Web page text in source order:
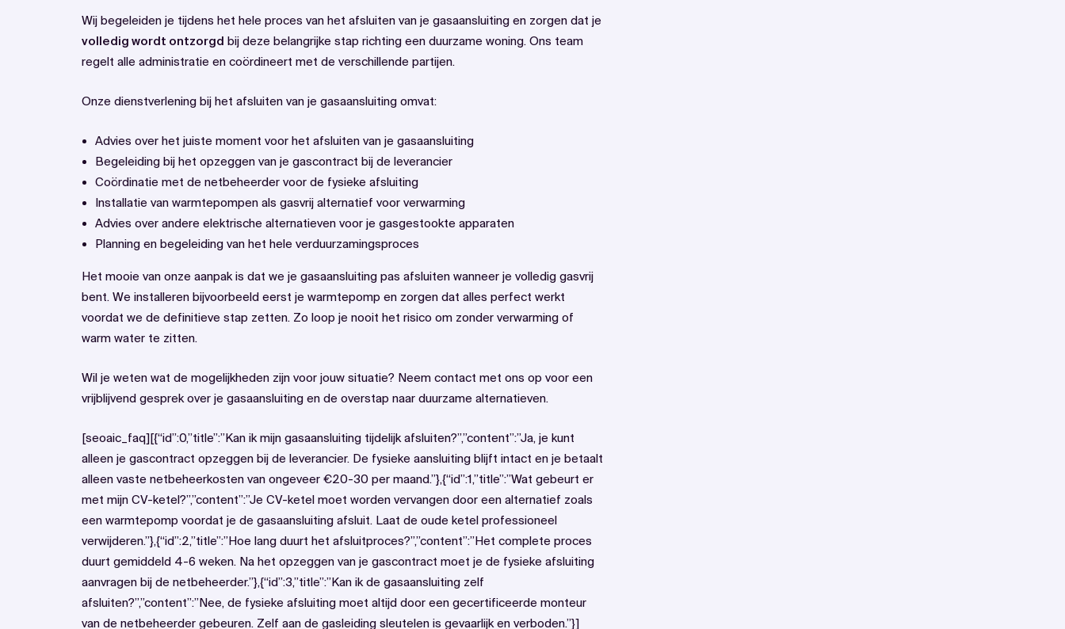
Wij begeleiden je tijdens het hele proces van het afsluiten van je gasaansluiting en zorgen dat je
volledig wordt ontzorgd bij deze belangrijke stap richting een duurzame woning. Ons team
regelt alle administratie en coördineert met de verschillende partijen.
Onze dienstverlening bij het afsluiten van je gasaansluiting omvat:
Advies over het juiste moment voor het afsluiten van je gasaansluiting
Begeleiding bij het opzeggen van je gascontract bij de leverancier
Coördinatie met de netbeheerder voor de fysieke afsluiting
Installatie van warmtepompen als gasvrij alternatief voor verwarming
Advies over andere elektrische alternatieven voor je gasgestookte apparaten
Planning en begeleiding van het hele verduurzamingsproces
Het mooie van onze aanpak is dat we je gasaansluiting pas afsluiten wanneer je volledig gasvrij
bent. We installeren bijvoorbeeld eerst je warmtepomp en zorgen dat alles perfect werkt
voordat we de definitieve stap zetten. Zo loop je nooit het risico om zonder verwarming of
warm water te zitten.
Wil je weten wat de mogelijkheden zijn voor jouw situatie? Neem contact met ons op voor een
vrijblijvend gesprek over je gasaansluiting en de overstap naar duurzame alternatieven.
[seoaic_faq][{“id”:0,”title”:”Kan ik mijn gasaansluiting tijdelijk afsluiten?”,”content”:”Ja, je kunt
alleen je gascontract opzeggen bij de leverancier. De fysieke aansluiting blijft intact en je betaalt
alleen vaste netbeheerkosten van ongeveer €20-30 per maand.”},{“id”:1,”title”:”Wat gebeurt er
met mijn CV-ketel?”,”content”:”Je CV-ketel moet worden vervangen door een alternatief zoals
een warmtepomp voordat je de gasaansluiting afsluit. Laat de oude ketel professioneel
verwijderen.”},{“id”:2,”title”:”Hoe lang duurt het afsluitproces?”,”content”:”Het complete proces
duurt gemiddeld 4-6 weken. Na het opzeggen van je gascontract moet je de fysieke afsluiting
aanvragen bij de netbeheerder.”},{“id”:3,”title”:”Kan ik de gasaansluiting zelf
afsluiten?”,”content”:”Nee, de fysieke afsluiting moet altijd door een gecertificeerde monteur
van de netbeheerder gebeuren. Zelf aan de gasleiding sleutelen is gevaarlijk en verboden.”}]